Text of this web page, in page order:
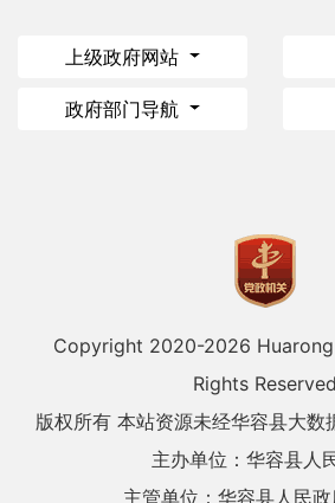
上级政府网站
政府部门导航
Copyright 2020-2026
Rights Reserved
版权所有 本站资源未经华容县大数
主办单位：华容县人
主管单位：华容县人民